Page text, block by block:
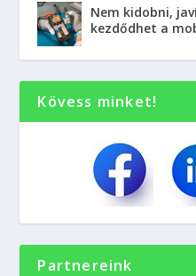
Nem kidobni,
kezdődhet a
Kövess minket!
Partnereink